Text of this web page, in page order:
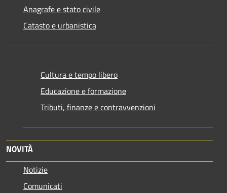
Anagrafe e stato civile
Catasto e urbanistica
Cultura e tempo libero
Educazione e formazione
Tributi, finanze e contravvenzioni
NOVITÀ
Notizie
Comunicati